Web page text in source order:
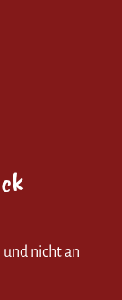
und nicht an